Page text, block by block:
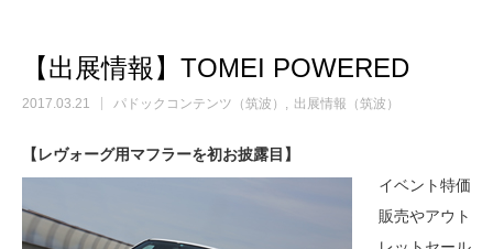
【出展情報】TOMEI POWERED
2017.03.21 パドックコンテンツ（筑波） 出展情報（筑波）
【レヴォーグ用マフラーを初お披露目】
イベント特価
販売やアウト